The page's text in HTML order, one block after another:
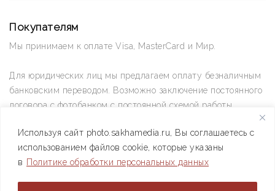
Используя сайт photo.sakhamedia.ru, Вы соглашаетесь с
использованием файлов cookie, которые указаны
в Политике обработки персональных данных
Покупателям
Мы принимаем к оплате Visa, MasterCard и Мир.
Для юридических лиц мы предлагаем оплату безналичным
банковским переводом. Возможно заключение постоянного
договора с фотобанком с постоянной схемой работы.
Позвоните нам по телефону +7(4112) 42-09-42 — и мы
ответим на все ваши вопросы